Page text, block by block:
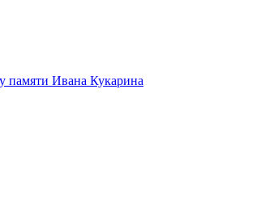
памяти Ивана Кукарина